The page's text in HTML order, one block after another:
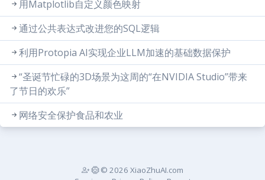
用Matplotlib自定义颜色映射
通过公共表达式改进您的SQL逻辑
利用Protopia AI实现企业LLM加速的基础数据保护
“圣诞节忙碌的3D场景为这周的“在NVIDIA Studio”带来
了节日的欢乐”
网络安全保护食品和农业
© 2026 XiaoZhuAI.com